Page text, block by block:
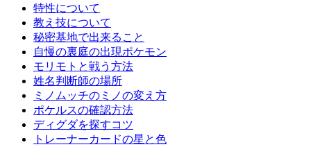
特性について
教え技について
秘密基地で出来ること
自慢の裏庭の出現ポケモン
モリモトと戦う方法
姓名判断師の場所
ミノムッチのミノの変え方
ポケルスの確認方法
ディグダを探すコツ
トレーナーカードの星と色